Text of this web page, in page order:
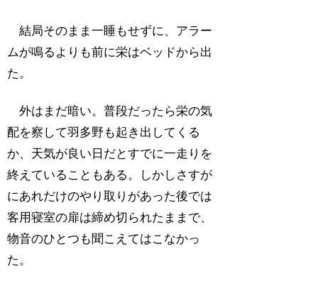
結局そのまま一睡もせずに、アラー
ムが鳴るよりも前に栄はベッドから出
た。
外はまだ暗い。普段だったら栄の気
配を察して羽多野も起き出してくる
か、天気が良い日だとすでに一走りを
終えていることもある。しかしさすが
にあれだけのやり取りがあった後では
客用寝室の扉は締め切られたままで、
物音のひとつも聞こえてはこなかっ
た。